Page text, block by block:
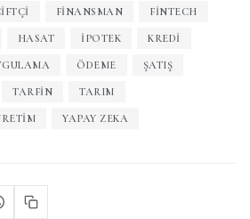
FINANSMAN FINTECH
HASAT IPOTEK KREDI
ÖDEME ŞATIŞ
TARFIN TARIM
YAPAY ZEKA